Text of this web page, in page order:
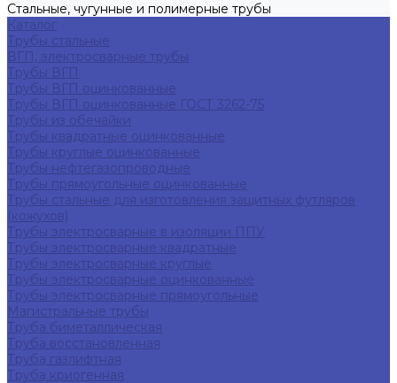
Стальные, чугунные и полимерные трубы
Каталог
Трубы стальные
ВГП, электросварные трубы
Трубы ВГП
Трубы ВГП оцинкованные
Трубы ВГП оцинкованные ГОСТ 3262-75
Трубы из обечайки
Трубы квадратные оцинкованные
Трубы круглые оцинкованные
Трубы нефтегазопроводные
Трубы прямоугольные оцинкованные
Трубы стальные для изготовления защитных футляров
(кожухов)
Трубы электросварные в изоляции ППУ
Трубы электросварные квадратные
Трубы электросварные круглые
Трубы электросварные оцинкованные
Трубы электросварные прямоугольные
Магистральные трубы
Труба биметаллическая
Труба восстановленная
Труба газлифтная
Труба криогенная